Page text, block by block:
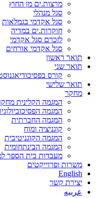
מרצות.ים מן החוץ
סגל מנהלי
סגל אקדמי בגמלאות
חוקרות.ים במדיה
לזכרם סגל אקדמי
סגל אקדמי אורחים
תואר ראשון
תואר שני
קורס
תואר שלישי
מחקר
המגמה הקלינית
המגמה
המגמה החברתית
קוגניציה ומוח
המגמה הקוגניטיבית
המגמה הבינתחומית
מעבדות בית הספר
משרות ופרוייקטים
English
יצירת קשר
عربيه